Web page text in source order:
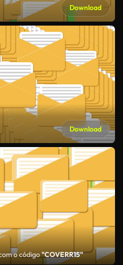
Download
Download
o código"COVERR15"